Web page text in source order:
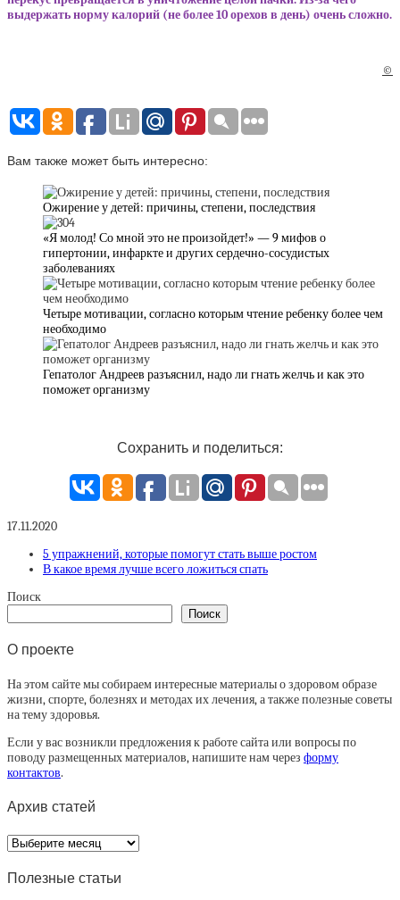
выдержать норму калорий (не более 10 орехов в день) очень сложно.
©
Вам также может быть интересно:
Ожирение у детей: причины, степени, последствия
«Я молод! Со мной это не произойдет!» — 9 мифов о
гипертонии, инфаркте и других сердечно-сосудистых
заболеваниях
Четыре мотивации, согласно которым чтение ребенку более чем
необходимо
Гепатолог Андреев разъяснил, надо ли гнать желчь и как это
поможет организму
Сохранить и поделиться:
17.11.2020
5 упражнений, которые помогут стать выше ростом
В какое время лучше всего ложиться спать
Поиск
Поиск
О проекте
На этом сайте мы собираем интересные материалы о здоровом образе
жизни, спорте, болезнях и методах их лечения, а также полезные советы
на тему здоровья.
Если у вас возникли предложения к работе сайта или вопросы по
поводу размещенных материалов, напишите нам через форму
контактов.
Архив статей
Архив
статей
Полезные статьи